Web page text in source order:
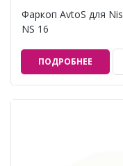
Фаркоп AvtoS для
NS 16
ПОДРОБНЕЕ